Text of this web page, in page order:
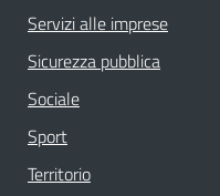
Servizi alle imprese
Sicurezza pubblica
Sociale
Sport
Territorio